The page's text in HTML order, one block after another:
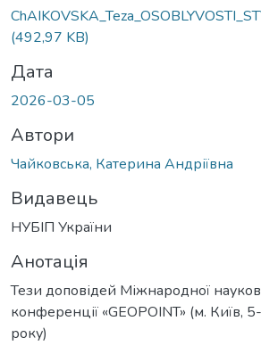
(492,97 KB)
Дата
2026-03-05
Автори
Чайковська, Катерина Андріївна
Видавець
НУБІП України
Анотація
Тези доповідей Міжнародної
конференції «GEOPOINT» (м. Київ,
року)